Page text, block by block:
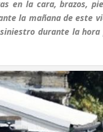
en la cara, brazos,
la mañana de este
durante la